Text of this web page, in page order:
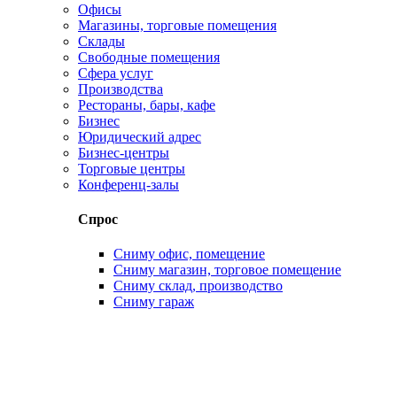
Офисы
Магазины, торговые помещения
Склады
Свободные помещения
Сфера услуг
Производства
Рестораны, бары, кафе
Бизнес
Юридический адрес
Бизнес-центры
Торговые центры
Конференц-залы
Спрос
Сниму офис, помещение
Сниму магазин, торговое помещение
Сниму склад, производство
Сниму гараж